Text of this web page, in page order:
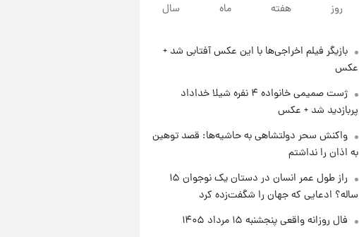
۲۲ ساعت پیش
چهارشنبه ۱۴ مرداد + جدول
۱ روز پیش
تولید سایپا؛ نام خودرو، مبلغ پیش
مشارکت چند درصد است؟
روز هفته ماه سال
بازیگر فیلم اخراجی‌ها با این عکس آفتابی شد +
عکس
ژست صمیمی خانواده ۴ نفره شیلا خداداد
پربازدید شد + عکس
واکنش سحر دولتشاهی به حاشیه‌ها: قصد توهین
به اذان را نداشتم
راز طول عمر انسان در دستان یک نوجوان ۱۵
ساله؟ ادعایی که جهان را شگفت‌زده کرد
فال روزانه واقعی پنجشنبه ۱۵ مرداد ۱۴۰۵